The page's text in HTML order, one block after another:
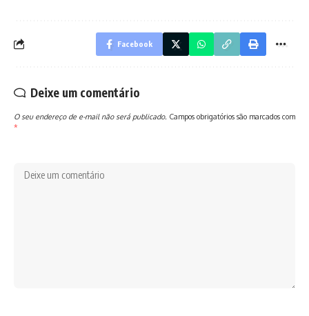
Facebook
Deixe um comentário
O seu endereço de e-mail não será publicado. Campos obrigatórios são marcados com
*